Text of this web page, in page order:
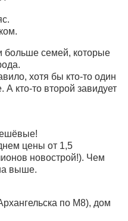
семей, которые
хотя бы кто-то один
А кто-то второй завидует
цены от 1,5
новострой!). Чем
выше.
по М8), дом